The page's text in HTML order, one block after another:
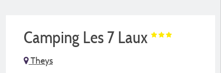
Camping Les 7 Laux
Theys